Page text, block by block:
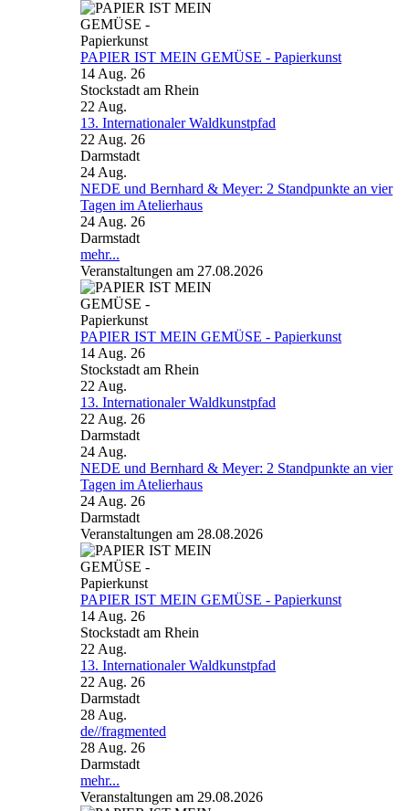
PAPIER IST MEIN GEMÜSE - Papierkunst
14 Aug. 26
Stockstadt am Rhein
22 Aug.
13. Internationaler Waldkunstpfad
22 Aug. 26
Darmstadt
24 Aug.
NEDE und Bernhard & Meyer: 2 Standpunkte an vier
Tagen im Atelierhaus
24 Aug. 26
Darmstadt
mehr...
Veranstaltungen am 27.08.2026
PAPIER IST MEIN GEMÜSE - Papierkunst
14 Aug. 26
Stockstadt am Rhein
22 Aug.
13. Internationaler Waldkunstpfad
22 Aug. 26
Darmstadt
24 Aug.
NEDE und Bernhard & Meyer: 2 Standpunkte an vier
Tagen im Atelierhaus
24 Aug. 26
Darmstadt
Veranstaltungen am 28.08.2026
PAPIER IST MEIN GEMÜSE - Papierkunst
14 Aug. 26
Stockstadt am Rhein
22 Aug.
13. Internationaler Waldkunstpfad
22 Aug. 26
Darmstadt
28 Aug.
de//fragmented
28 Aug. 26
Darmstadt
mehr...
Veranstaltungen am 29.08.2026